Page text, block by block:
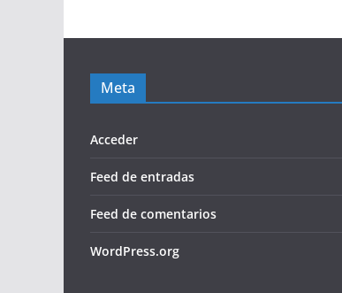
Meta
Acceder
Feed de entradas
Feed de comentarios
WordPress.org